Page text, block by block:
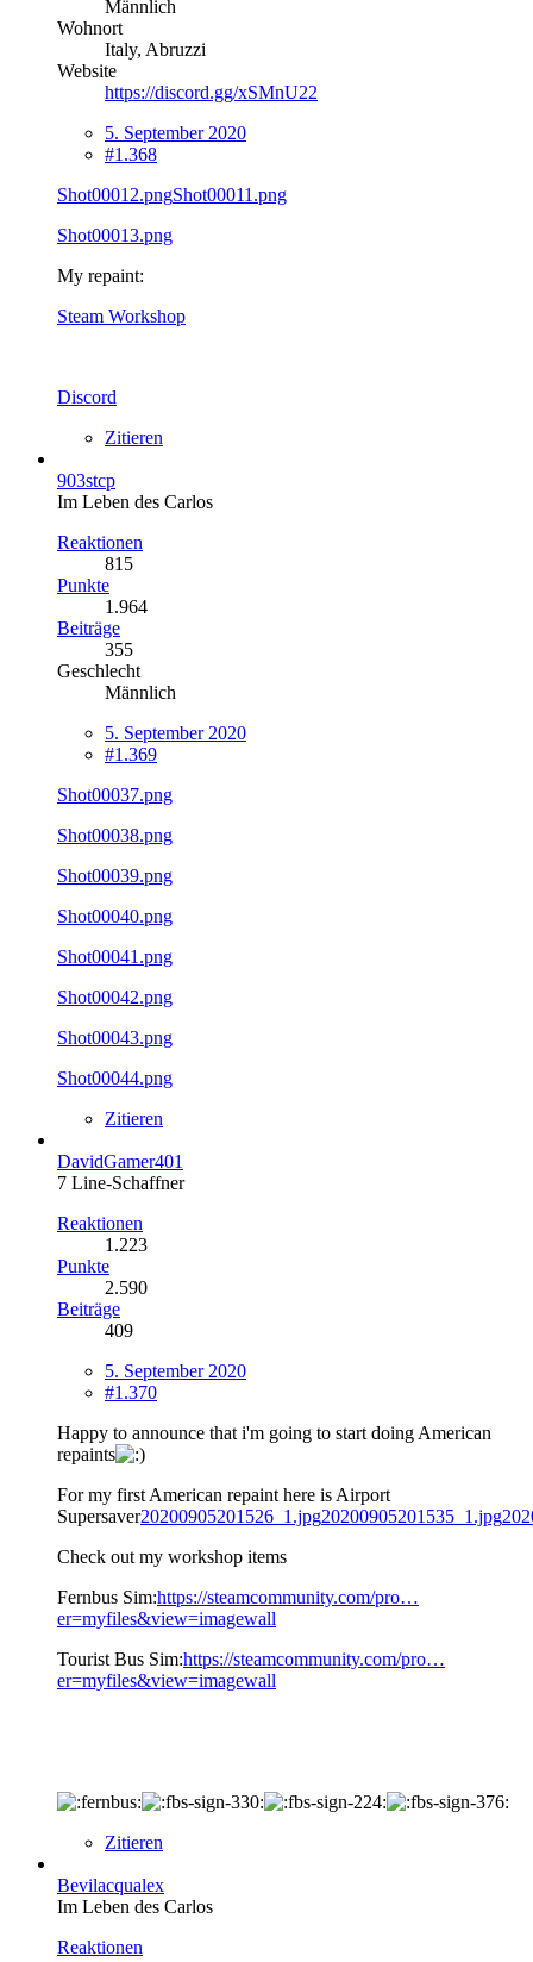
Männlich
Wohnort
Italy, Abruzzi
Website
https://discord.gg/xSMnU22
5. September 2020
#1.368
Shot00012.pngShot00011.png
Shot00013.png
My repaint:
Steam Workshop
Discord
Zitieren
903stcp
Im Leben des Carlos
Reaktionen
815
Punkte
1.964
Beiträge
355
Geschlecht
Männlich
5. September 2020
#1.369
Shot00037.png
Shot00038.png
Shot00039.png
Shot00040.png
Shot00041.png
Shot00042.png
Shot00043.png
Shot00044.png
Zitieren
DavidGamer401
7 Line-Schaffner
Reaktionen
1.223
Punkte
2.590
Beiträge
409
5. September 2020
#1.370
Happy to announce that i'm going to start doing American
repaints
For my first American repaint here is Airport
Supersaver20200905201526_1.jpg20200905201535_1.jpg
Check out my workshop items
Fernbus Sim:https://steamcommunity.com/pro…
er=myfiles&view=imagewall
Tourist Bus Sim:https://steamcommunity.com/pro…
er=myfiles&view=imagewall
Zitieren
Bevilacqualex
Im Leben des Carlos
Reaktionen